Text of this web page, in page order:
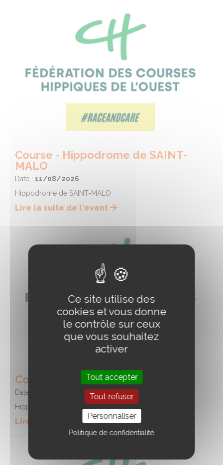
Course - Hippodrome de SAINT-
MALO
Date : 11/08/2026
Hippodrome de SAINT-MALO
Lire la suite de l'event
Course - Hippodrome de REDON
Date :
Hippodrome de REDON
Lire la suite de l'event
Ce site utilise des
cookies et vous donne
le contrôle sur ceux
que vous souhaitez
activer
Tout accepter
Tout refuser
Personnaliser
Politique de confidentialité